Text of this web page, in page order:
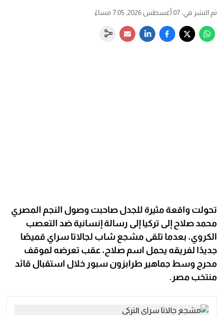
تم النشر في: 07 أغسطس 2026, 7:05 مساءً
تحولت واقعة مثيرة للجدل صاحبت وصول النجم المصري
محمد صلاح إلى تركيا إلى رسالة إنسانية ضد التعصب
الكروي، بعدما تلقى مشجع شاب لجالاتا سراي قميصًا
جديدًا لفريقه يحمل اسم صلاح، عقب تعرضه لموقف
محرج وسط جماهير طرابزون سبور خلال استقبال قائد
منتخب مصر.